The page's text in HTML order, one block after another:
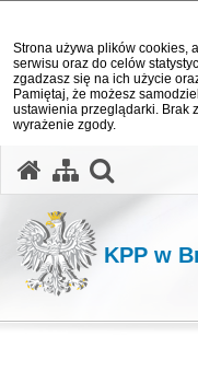
Strona używa plików cookies,
serwisu oraz do celów
zgadzasz się na ich użycie
Pamiętaj, że możesz
ustawienia przeglądarki. Brak
wyrażenie zgody.
KPP w